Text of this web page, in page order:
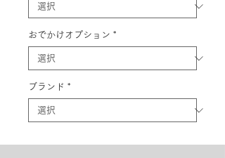
おでかけオプション *
ブランド *